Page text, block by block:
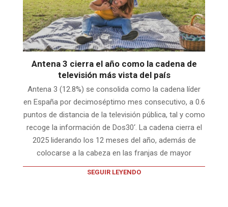
Antena 3 cierra el año como la cadena de
televisión más vista del país
Antena 3 (12.8%) se consolida como la cadena líder
en España por decimoséptimo mes consecutivo, a 0.6
puntos de distancia de la televisión pública, tal y como
recoge la información de Dos30‘. La cadena cierra el
2025 liderando los 12 meses del año, además de
colocarse a la cabeza en las franjas de mayor
SEGUIR LEYENDO